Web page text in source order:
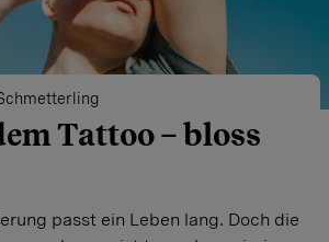
Tattoo – bloss
passt ein Leben lang. Doch die